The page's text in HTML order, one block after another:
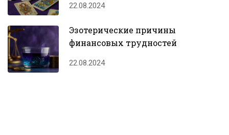
22.08.2024
Эзотерические причины
финансовых трудностей
22.08.2024